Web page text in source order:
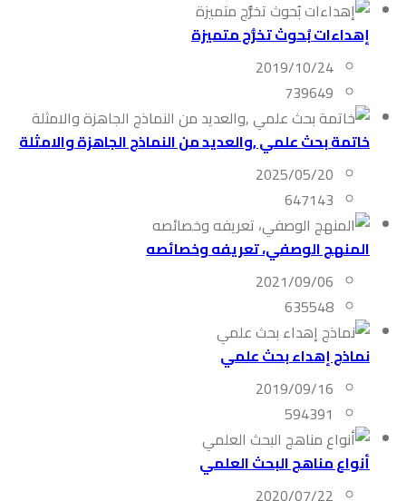
إهداءات بُحوث تخرُّج متميزة
2019/10/24
739649
خاتمة بحث علمي ,والعديد من النماذج الجاهزة والامثلة
2025/05/20
647143
المنهج الوصفي، تعريفه وخصائصه
2021/09/06
635548
نماذج إهداء بحث علمي
2019/09/16
594391
أنواع مناهج البحث العلمي
2020/07/22